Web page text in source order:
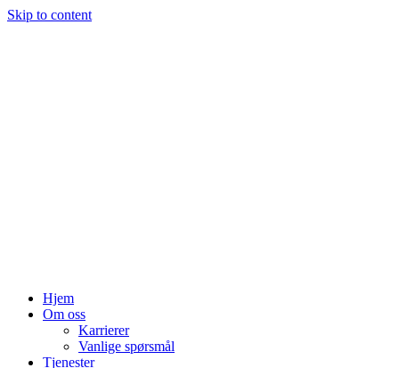
Skip to content
Hjem
Om oss
Karrierer
Vanlige spørsmål
Tjenester